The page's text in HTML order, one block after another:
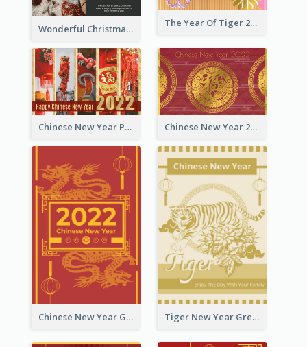
The Year Of Tiger 2022 Golden Greeting Card
Wonderful Christmas Greeting Card
Chinese New Year Photo Greeting Card Chinese New Year 2022 Golden Greeting Card
Chinese New Year Greeting Card With Graphic Decorations Tiger New Year Greeting Card With Decorations